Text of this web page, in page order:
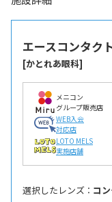
エースコンタ
[かとれあ眼科]
メニコン
グループ販売店
WEB入会
対応店
LOTO MELS
実施店舗
選択したレンズ ： コ